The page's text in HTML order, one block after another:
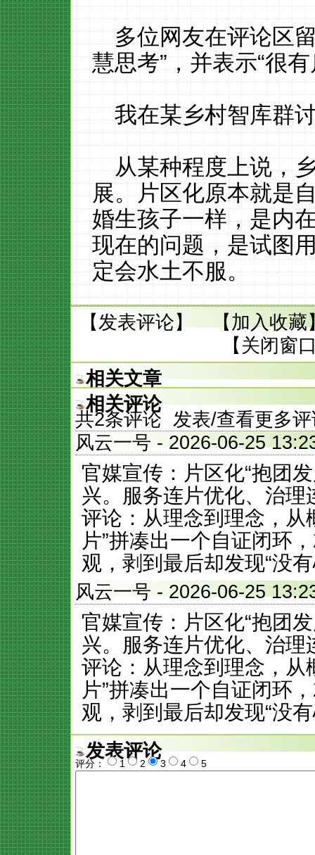
多位网友在评论区
慧思考”，并表示“很
我在某乡村智库群
从某种程度上说，
展。片区化原本就是
婚生孩子一样，是内
现在的问题，是试图
定会水土不服。
【发表评论】 【加入收藏
【 关闭窗
相关文章
相关评论
共2条评论 发表/查看更多评
风云一号 - 2026-06-25
官媒宣传：片区化“抱团
兴。服务连片优
评论：从理念到理念，从
片”拼凑出一个自证闭环
观，剥到最后却发现“没
风云一号 - 2026-06-25
官媒宣传：片区化“抱团
兴。服务连片优
评论：从理念到理念，从
片”拼凑出一个自证闭环
观，剥到最后却发现“没
发表评论
评分： 1 2 3 4 5